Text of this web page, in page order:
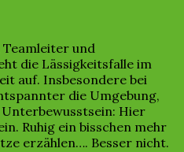
und
die Lässigkeitsfalle im
auf. Insbesondere bei
die Umgebung,
Hier
Ruhig ein bisschen mehr
erzählen…. Besser nicht.